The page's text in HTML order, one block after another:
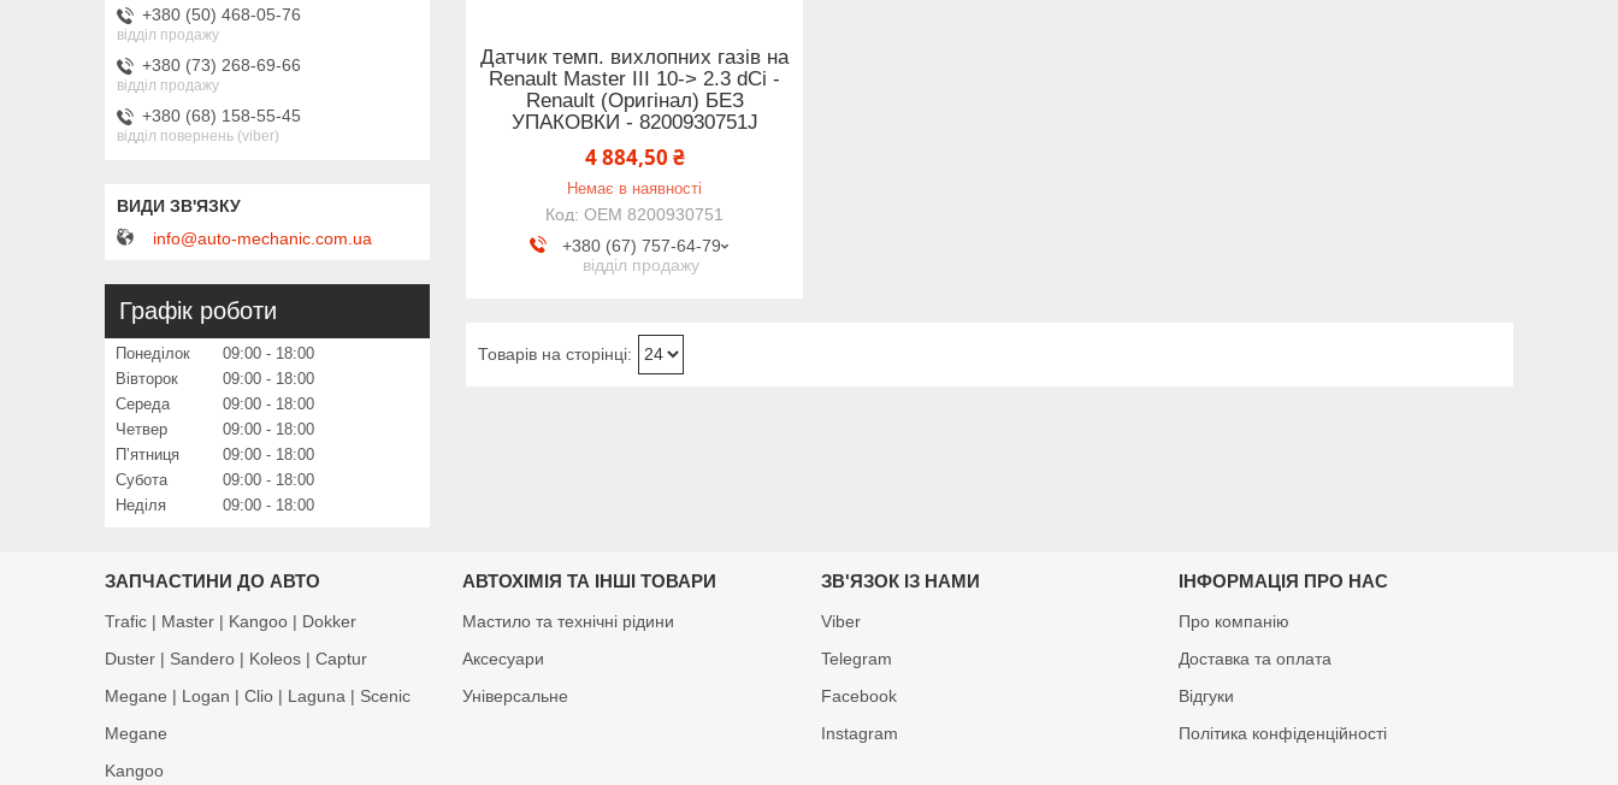
Датчик темп. вихлопних газів на
Renault Master III 10-> 2.3 dCi -
Renault (Оригінал) БЕЗ
УПАКОВКИ - 8200930751J
4 884,50 ₴
Немає в наявності
OEM 8200930751
+380 (67) 757-64-79
відділ продажу
+380 (50) 468-05-76
відділ продажу
+380 (73) 268-69-66
відділ продажу
+380 (68) 158-55-45
відділ повернень (viber)
info@auto-mechanic.com.ua
Графік роботи
Понеділок 09:00
18:00
Вівторок
09:00
18:00
Середа
09:00
18:00
Четвер
09:00
18:00
Пʼятниця
09:00
18:00
Субота
09:00
18:00
Неділя
09:00 18:00
ЗАПЧАСТИНИ ДО АВТО
Trafic | Master | Kangoo | Dokker
Duster | Sandero | Koleos | Captur
Megane | Logan | Clio | Laguna | Scenic
Megane
Kangoo
АВТОХІМІЯ ТА ІНШІ ТОВАРИ
Мастило та технічні рідини
Аксесуари
Універсальне
ЗВ'ЯЗОК ІЗ НАМИ
Viber
Telegram
Facebook
Іnstagram
ІНФОРМАЦІЯ ПРО НАС
Про компанію
Доставка та оплата
Відгуки
Політика конфіденційності